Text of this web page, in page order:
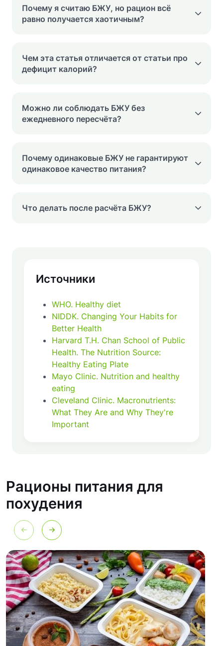
Почему я считаю БЖУ, но рацион всё
равно получается хаотичным?
Чем эта статья отличается от статьи про
дефицит калорий?
Можно ли соблюдать БЖУ без
ежедневного пересчёта?
Почему одинаковые БЖУ не гарантируют
одинаковое качество питания?
Что делать после расчёта БЖУ?
Источники
WHO. Healthy diet
NIDDK. Changing Your Habits for
Better Health
Harvard T.H. Chan School of Public
Health. The Nutrition Source:
Healthy Eating Plate
Mayo Clinic. Nutrition and healthy
eating
Cleveland Clinic. Macronutrients:
What They Are and Why They're
Important
Рационы питания для
похудения